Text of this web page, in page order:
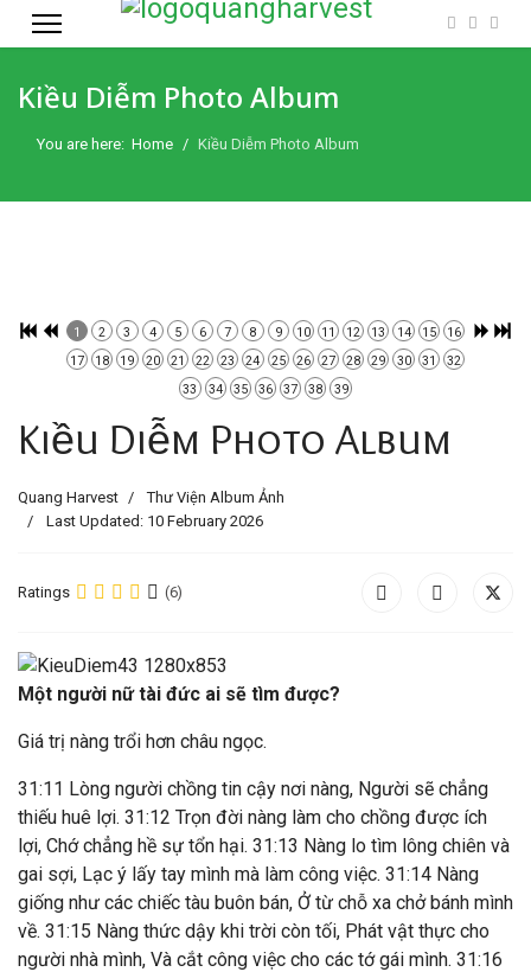
Kiều Diễm Photo Album
You are here: Home Kiều Diễm Photo Album
1 2 3 4 5 6 7 8 9 10 11 12 13 14 15
16
17
18 19 20 21 22 23 24 25 26 27 28 29 30 31
32
33
34 35 36 37 38 39
Kiều Diễm Photo Album
Quang Harvest
Thư Viện Album Ảnh
Last Updated: 10 February 2026
Ratings (6)
Một người nữ tài đức ai sẽ tìm được?
Giá trị nàng trổi hơn châu ngọc.
31:11 Lòng người chồng tin cậy nơi nàng, Người sẽ chẳng
thiếu huê lợi. 31:12 Trọn đời nàng làm cho chồng được ích
lợi, Chớ chẳng hề sự tổn hại. 31:13 Nàng lo tìm lông chiên và
gai sợi, Lạc ý lấy tay mình mà làm công việc. 31:14 Nàng
giống như các chiếc tàu buôn bán, Ở từ chỗ xa chở bánh mình
về. 31:15 Nàng thức dậy khi trời còn tối, Phát vật thực cho
người nhà mình, Và cắt công việc cho các tớ gái mình. 31:16